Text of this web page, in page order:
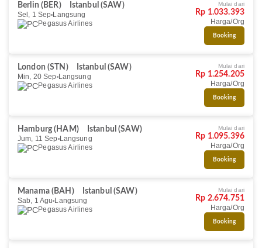
Berlin (BER)
Istanbul (SAW)
Sel, 1 Sep Langsung
Pegasus Airlines
Mulai dari
Rp 1.033.393
Harga/Org
Booking
London (STN)
Istanbul (SAW)
Min, 20 Sep Langsung
Pegasus Airlines
Mulai dari
Rp 1.254.205
Harga/Org
Booking
Hamburg (HAM)
Istanbul (SAW)
Jum, 11 Sep Langsung
Pegasus Airlines
Mulai dari
Rp 1.095.396
Harga/Org
Booking
Manama (BAH)
Istanbul (SAW)
Sab, 1 Agu Langsung
Pegasus Airlines
Mulai dari
Rp 2.674.751
Harga/Org
Booking